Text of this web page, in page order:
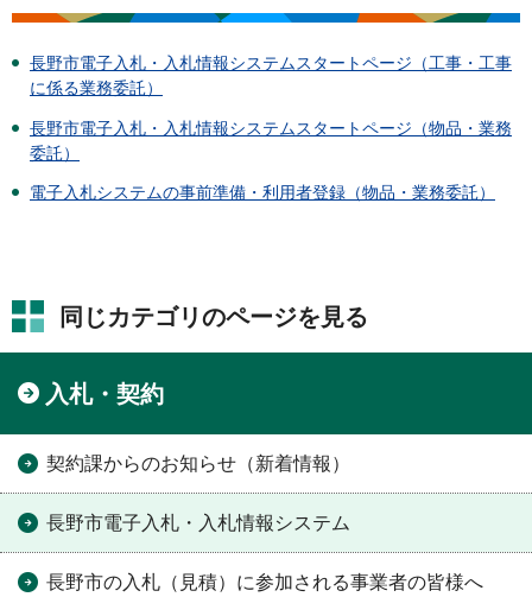
長野市電子入札・入札情報システムスタートページ（工事・工事
に係る業務委託）
長野市電子入札・入札情報システムスタートページ（物品・業務
委託）
電子入札システムの事前準備・利用者登録（物品・業務委託）
同じカテゴリのページを見る
入札・契約
契約課からのお知らせ（新着情報）
長野市電子入札・入札情報システム
長野市の入札（見積）に参加される事業者の皆様へ